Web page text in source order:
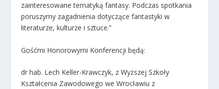
zainteresowane tematyką fantasy. Podczas spotkania
poruszymy zagadnienia dotyczące fantastyki w
literaturze, kulturze i sztuce.”
Gośćmi Honorowymi Konferencji będą:
dr hab. Lech Keller-Krawczyk, z Wyższej Szkoły
Kształcenia Zawodowego we Wrocławiu z